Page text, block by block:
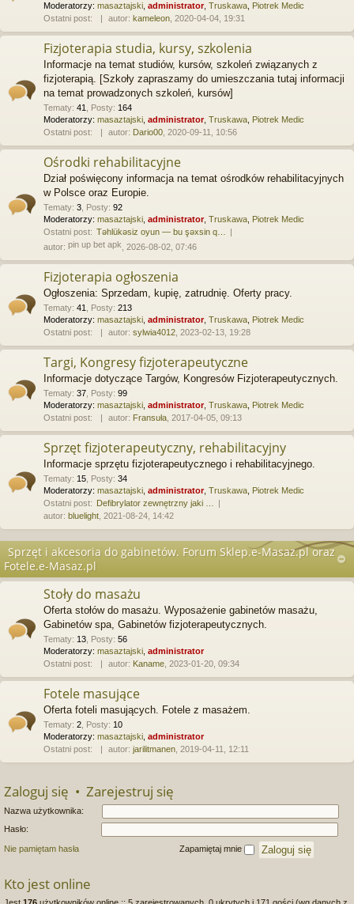
Moderatorzy: masaztajski administrator, Truskawa Piotrek Medic
Ostatni post:
autor: kameleon , 2020-04-04, 19:31
Fizjoterapia studia, kursy, szkolenia
Informacje na temat studiów, kursów, szkoleń związanych z
fizjoterapią. [Szkoły zapraszamy do umieszczania tutaj informacji
na temat prowadzonych szkoleń, kursów]
Tematy: 41 Posty: 164
Moderatorzy: masaztajski administrator, Truskawa Piotrek Medic
Ostatni post:
autor: Dario00 , 2020-09-11, 10:56
Ośrodki rehabilitacyjne
Dział poświęcony informacja na temat ośrodków rehabilitacyjnych
w Polsce oraz Europie.
Tematy: 3 Posty: 92
Moderatorzy: masaztajski administrator, Truskawa Piotrek Medic
Ostatni post: Təhlükəsiz oyun — bu şəxsin q…
autor: pin up bet apk , 2026-08-02, 07:46
Fizjoterapia ogłoszenia
Ogłoszenia: Sprzedam, kupię, zatrudnię. Oferty pracy.
Tematy: 41 Posty: 213
Moderatorzy: masaztajski administrator, Truskawa Piotrek Medic
Ostatni post:
autor: sylwia4012 , 2023-02-13, 19:28
Targi, Kongresy fizjoterapeutyczne
Informacje dotyczące Targów, Kongresów Fizjoterapeutycznych.
Tematy: 37 Posty: 99
Moderatorzy: masaztajski administrator, Truskawa Piotrek Medic
Ostatni post:
autor: Fransuła , 2017-04-05, 09:13
Sprzęt fizjoterapeutyczny, rehabilitacyjny
Informacje sprzętu fizjoterapeutycznego i rehabilitacyjnego.
Tematy: 15 Posty: 34
Moderatorzy: masaztajski administrator, Truskawa Piotrek Medic
Ostatni post: Defibrylator zewnętrzny jaki …
autor: bluelight , 2021-08-24, 14:42
Sprzęt i akcesoria do gabinetów. Forum Sklep.e-Masaz.pl oraz
Fotele.e-Masaz.pl
Stoły do masażu
Oferta stołów do masażu. Wyposażenie gabinetów masażu,
Gabinetów spa, Gabinetów fizjoterapeutycznych.
Tematy: 13 Posty: 56
Moderatorzy: masaztajski administrator
Ostatni post:
autor: Kaname , 2023-01-20, 09:34
Fotele masujące
Oferta foteli masujących. Fotele z masażem.
Tematy: 2 Posty: 10
Moderatorzy: masaztajski administrator
Ostatni post:
autor: jarilitmanen , 2019-04-11, 12:11
Zaloguj się • Zarejestruj się
Nazwa użytkownika:
Hasło:
Nie pamiętam hasła Zapamiętaj mnie
Kto jest online